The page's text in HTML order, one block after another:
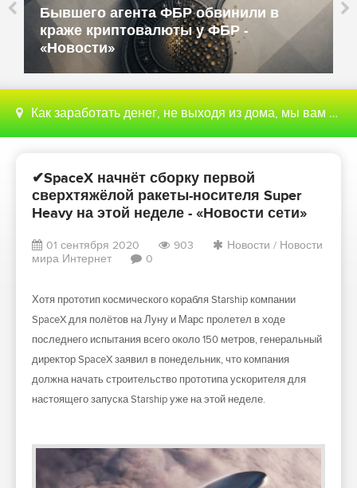
Бывшего агента ФБР обвинили в
краже криптовалюты у ФБР -
«Новости»
Как заработать денег, не выходя из дома, мы вам поможем с этим разобраться
✔SpaceX начнёт сборку первой
сверхтяжёлой ракеты-носителя Super
Heavy на этой неделе - «Новости сети»
01 сентября 2020 903 Новости / Новости
мира Интернет
0
Хотя прототип космического корабля Starship компании
SpaceXдля полётов на Луну и Марс пролетел в ходе
последнего испытания всего около 150 метров, генеральный
директор SpaceX заявил в понедельник, что компания
должна начать строительство прототипа ускорителя для
настоящего запуска Starship уже на этой неделе.